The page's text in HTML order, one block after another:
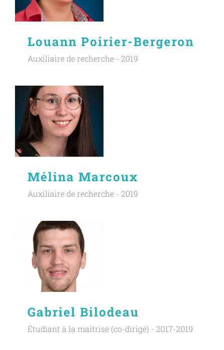
Louann Poirier-Bergeron
Auxiliaire de recherche - 2019
Mélina Marcoux
Auxiliaire de recherche - 2019
Gabriel Bilodeau
Étudiant à la maitrise (co-dirigé) - 2017-2019